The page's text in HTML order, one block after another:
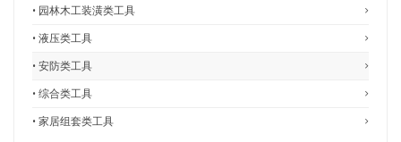
• 园林木工装潢类工具
• 液压类工具
• 安防类工具
• 综合类工具
• 家居组套类工具